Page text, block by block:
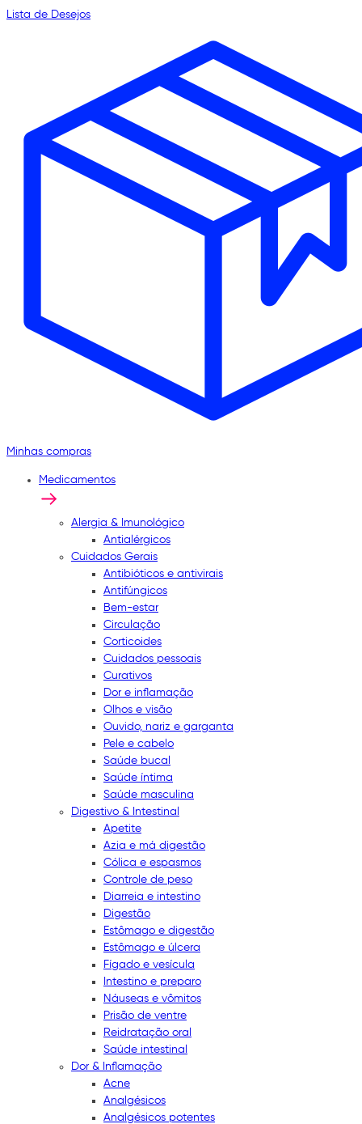
Lista de Desejos
Minhas compras
Medicamentos
Alergia & Imunológico
Antialérgicos
Cuidados Gerais
Antibióticos e antivirais
Antifúngicos
Bem-estar
Circulação
Corticoides
Cuidados pessoais
Curativos
Dor e inflamação
Olhos e visão
Ouvido, nariz e garganta
Pele e cabelo
Saúde bucal
Saúde íntima
Saúde masculina
Digestivo & Intestinal
Apetite
Azia e má digestão
Cólica e espasmos
Controle de peso
Diarreia e intestino
Digestão
Estômago e digestão
Estômago e úlcera
Fígado e vesícula
Intestino e preparo
Náuseas e vômitos
Prisão de ventre
Reidratação oral
Saúde intestinal
Dor & Inflamação
Acne
Analgésicos
Analgésicos potentes